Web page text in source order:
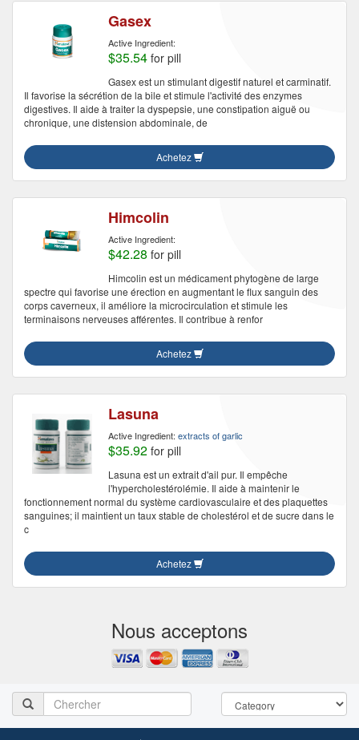
Gasex
Active Ingredient:
$35.54 for pill
Gasex est un stimulant digestif naturel et carminatif.
Il favorise la sécrétion de la bile et stimule l'activité des enzymes
digestives. Il aide à traiter la dyspepsie, une constipation aiguë ou
chronique, une distension abdominale, de
Achetez
Himcolin
Active Ingredient:
$42.28 for pill
Himcolin est un médicament phytogène de large
spectre qui favorise une érection en augmentant le flux sanguin des
corps caverneux, il améliore la microcirculation et stimule les
terminaisons nerveuses afférentes. Il contribue à renfor
Achetez
Lasuna
Active Ingredient: extracts of garlic
$35.92 for pill
Lasuna est un extrait d'ail pur. Il empêche
l'hypercholestérolémie. Il aide à maintenir le
fonctionnement normal du système cardiovasculaire et des plaquettes
sanguines; il maintient un taux stable de cholestérol et de sucre dans le
c
Achetez
Nous acceptons